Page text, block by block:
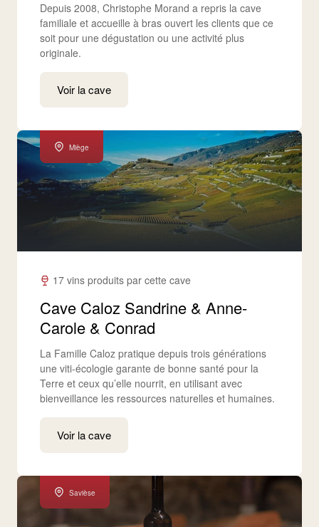
Depuis 2008, Christophe Morand a repris la cave
familiale et accueille à bras ouvert les clients que ce
soit pour une dégustation ou une activité plus
originale.
Voir la cave
Miège
17 vins produits par cette cave
Cave Caloz Sandrine & Anne-
Carole & Conrad
La Famille Caloz pratique depuis trois générations
une viti-écologie garante de bonne santé pour la
Terre et ceux qu’elle nourrit, en utilisant avec
bienveillance les ressources naturelles et humaines.
Voir la cave
Savièse